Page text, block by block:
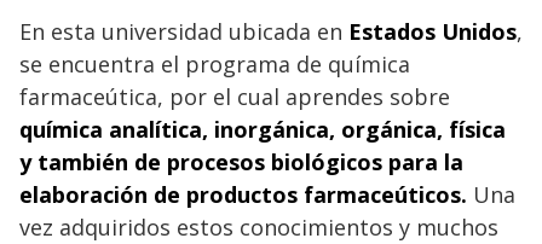
En esta universidad ubicada en Estados Unidos,
se encuentra el programa de química
farmaceútica, por el cual aprendes sobre
química analítica, inorgánica, orgánica, física
y también de procesos biológicos para la
elaboración de productos farmaceúticos. Una
vez adquiridos estos conocimientos y muchos